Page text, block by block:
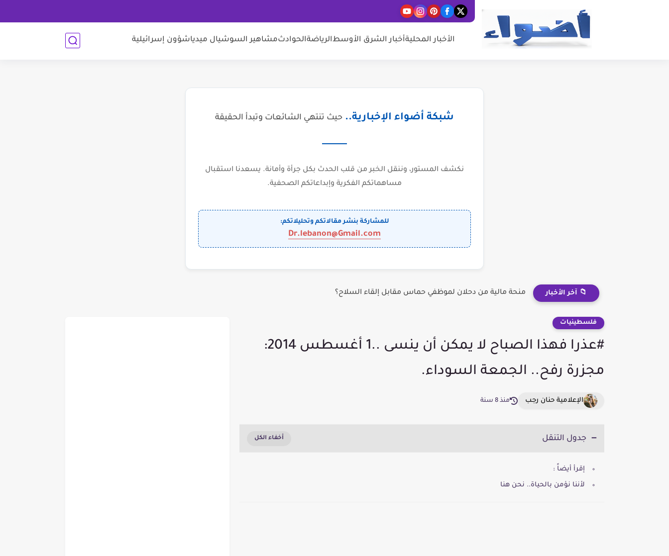
الأخبار المحليةأخبار الشرق الأوسطالرياضةالحوادثمشاهير السوشيال ميدياشؤون إسرائيلية
شبكة أضواء الإخبارية.. حيث تنتهي الشائعات وتبدأ الحقيقة
نكشف المستور، وننقل الخبر من قلب الحدث بكل جرأة وأمانة. يسعدنا استقبال
مساهماتكم الفكرية وإبداعاتكم الصحفية.
للمشاركة بنشر مقالاتكم وتحليلاتكم:
Dr.lebanon@Gmail.com
📁 آخر الأخبار منحة مالية من دحلان لموظفي حماس مقابل إلقاء السلاح؟
فلسطينيات
#عذرا فهذا الصباح لا يمكن أن ينسى ..1 أغسطس 2014:
مجزرة رفح.. الجمعة السوداء.
الإعلامية حنان رجب منذ 8 سنة
جدول التنقل
إقرأ أيضاً :
لأننا نؤمن بالحياة.. نحن هنا